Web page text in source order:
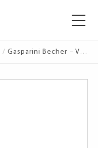
/Gasparini Becher – Vanille & Chocolat